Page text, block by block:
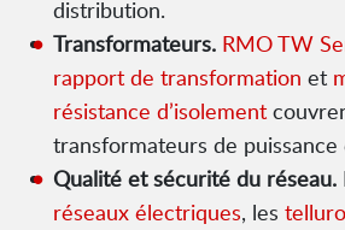
distribution.
Transformateurs. RMO TW
rapport de transformation et
résistance d’isolement
transformateurs de
Qualité et sécurité du réseau.
réseaux électriques, les